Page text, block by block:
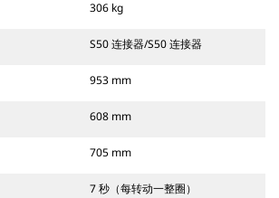
306 kg
S50 连接器/S50 连接器
953 mm
608 mm
705 mm
7 秒（每转动一整圈）